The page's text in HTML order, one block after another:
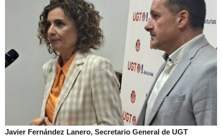
Javier Fernández Lanero, Secretario General de UGT